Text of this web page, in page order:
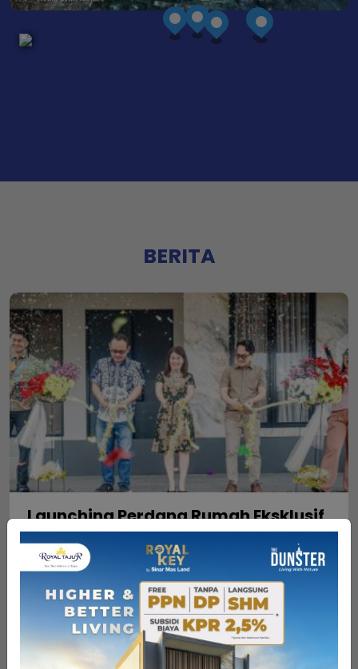
BERITA
Launching Perdana Rumah Eksklusif
Durham (Tipe 8), Cluster Dunster –
Royal Tajur Residence
Bogor, 14 Februari 2026 &ndash; Momentum
istimewa mewarnai pengembangan kawasan
hunian premium Royal Tajur Residence
dengan diluncurkannya produk eksklusif
rumah dua lantai Durham (Tipe rumah lebar